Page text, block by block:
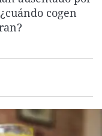
La rosa de los vientos
Gente viajera
Caso
Retornados
Extremadura
Galicia
País Vasco
Virales
Televisión
cogen